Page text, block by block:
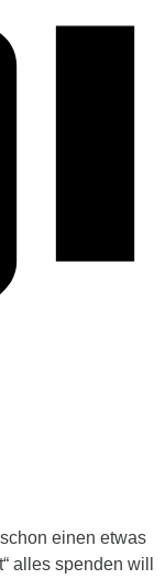
einen etwas
alles spenden will